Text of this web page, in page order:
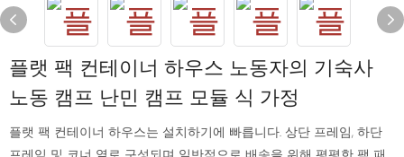
플랫 팩 컨테이너 하우스 노동자의 기숙사
노동 캠프 난민 캠프 모듈 식 가정
플랫 팩 컨테이너 하우스는 설치하기에 빠릅니다. 상단 프레임, 하단